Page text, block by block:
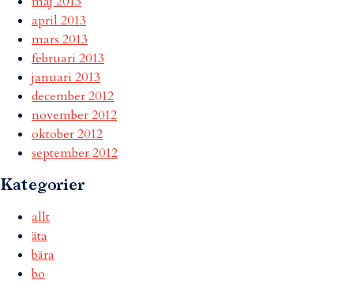
april 2013
mars 2013
februari 2013
januari 2013
december 2012
november 2012
oktober 2012
september 2012
Kategorier
allt
äta
bära
bo